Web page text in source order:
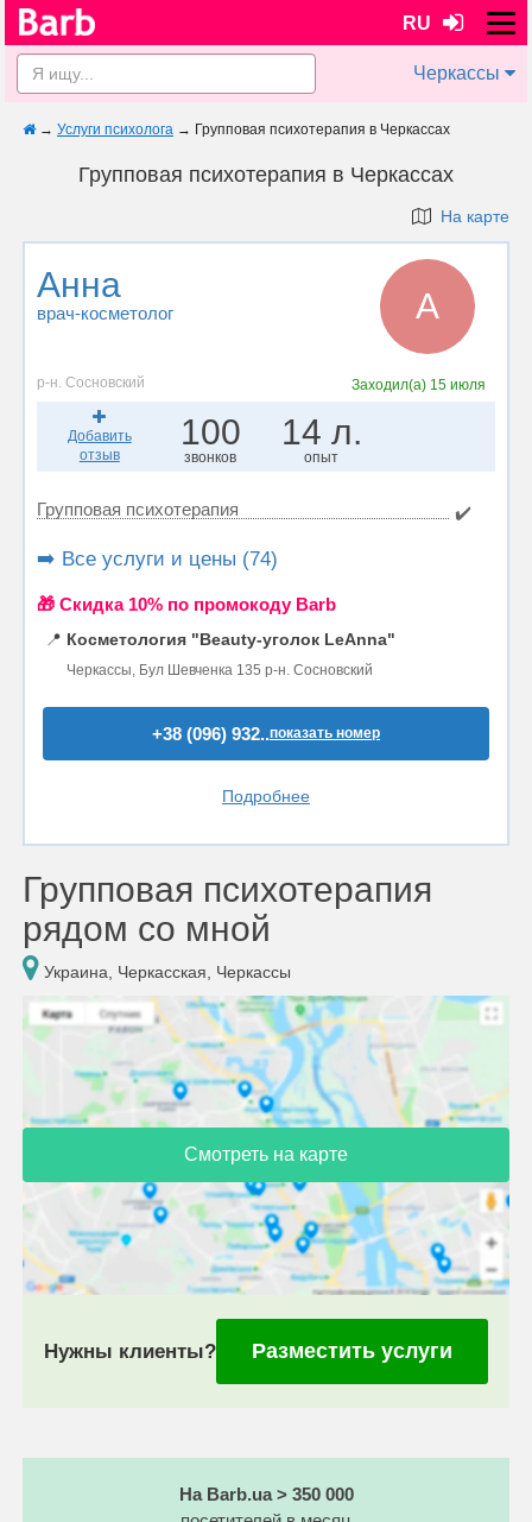
RU
Черкассы
→ Услуги психолога → Групповая психотерапия в Черкассах
Групповая психотерапия в Черкассах
На карте
Анна
врач-косметолог А
р-н. Сосновский Заходил(а) 15 июля
Добавить
отзыв
100
звонков
14 л.
опыт
Групповая психотерапия ✔️
➡️ Все услуги и цены (74)
🎁 Cкидка 10% по промокоду Barb
📍 Косметология "Beauty-уголок LeAnna"
Черкассы, Бул Шевченка 135 р-н. Сосновский
+38 (096) 932..показать номер
Подробнее
Групповая психотерапия
рядом со мной
Украина, Черкасская, Черкассы
Смотреть на карте
Нужны клиенты? Разместить услуги
На Barb.ua > 350 000